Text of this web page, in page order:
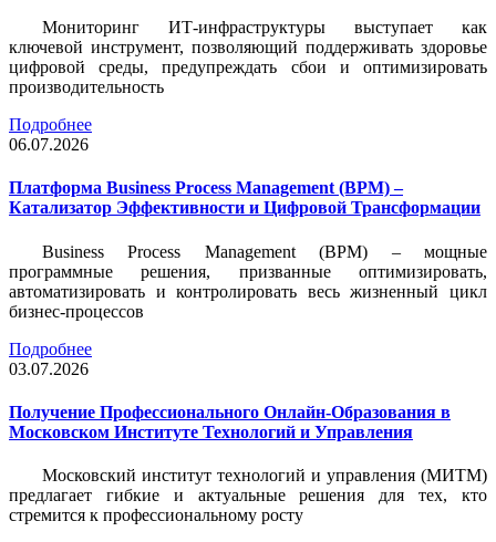
Мониторинг ИТ-инфраструктуры выступает как
ключевой инструмент, позволяющий поддерживать здоровье
цифровой среды, предупреждать сбои и оптимизировать
производительность
Подробнее
06.07.2026
Платформа Business Process Management (BPM) –
Катализатор Эффективности и Цифровой Трансформации
Business Process Management (BPM) – мощные
программные решения, призванные оптимизировать,
автоматизировать и контролировать весь жизненный цикл
бизнес-процессов
Подробнее
03.07.2026
Получение Профессионального Онлайн-Образования в
Московском Институте Технологий и Управления
Московский институт технологий и управления (МИТМ)
предлагает гибкие и актуальные решения для тех, кто
стремится к профессиональному росту